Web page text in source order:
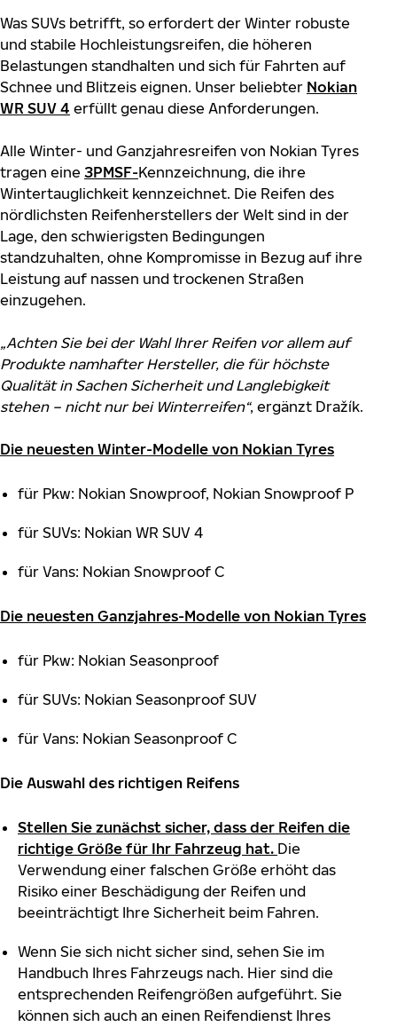
Was SUVs betrifft, so erfordert der Winter robuste
und stabile Hochleistungsreifen, die höheren
Belastungen standhalten und sich für Fahrten auf
Schnee und Blitzeis eignen. Unser beliebter Nokian
WR SUV 4 erfüllt genau diese Anforderungen.
Alle Winter- und Ganzjahresreifen von Nokian Tyres
tragen eine 3PMSF-Kennzeichnung, die ihre
Wintertauglichkeit kennzeichnet. Die Reifen des
nördlichsten Reifenherstellers der Welt sind in der
Lage, den schwierigsten Bedingungen
standzuhalten, ohne Kompromisse in Bezug auf ihre
Leistung auf nassen und trockenen Straßen
einzugehen.
„Achten Sie bei der Wahl Ihrer Reifen vor allem auf
Produkte namhafter Hersteller, die für höchste
Qualität in Sachen Sicherheit und Langlebigkeit
stehen – nicht nur bei Winterreifen“, ergänzt Dražík.
Die neuesten Winter-Modelle von Nokian Tyres
für Pkw: Nokian Snowproof, Nokian Snowproof P
für SUVs: Nokian WR SUV 4
für Vans: Nokian Snowproof C
Die neuesten Ganzjahres-Modelle von Nokian Tyres
für Pkw: Nokian Seasonproof
für SUVs: Nokian Seasonproof SUV
für Vans: Nokian Seasonproof C
Die Auswahl des richtigen Reifens
Stellen Sie zunächst sicher, dass der Reifen die
richtige Größe für Ihr Fahrzeug hat. Die
Verwendung einer falschen Größe erhöht das
Risiko einer Beschädigung der Reifen und
beeinträchtigt Ihre Sicherheit beim Fahren.
Wenn Sie sich nicht sicher sind, sehen Sie im
Handbuch Ihres Fahrzeugs nach. Hier sind die
entsprechenden Reifengrößen aufgeführt. Sie
können sich auch an einen Reifendienst Ihres